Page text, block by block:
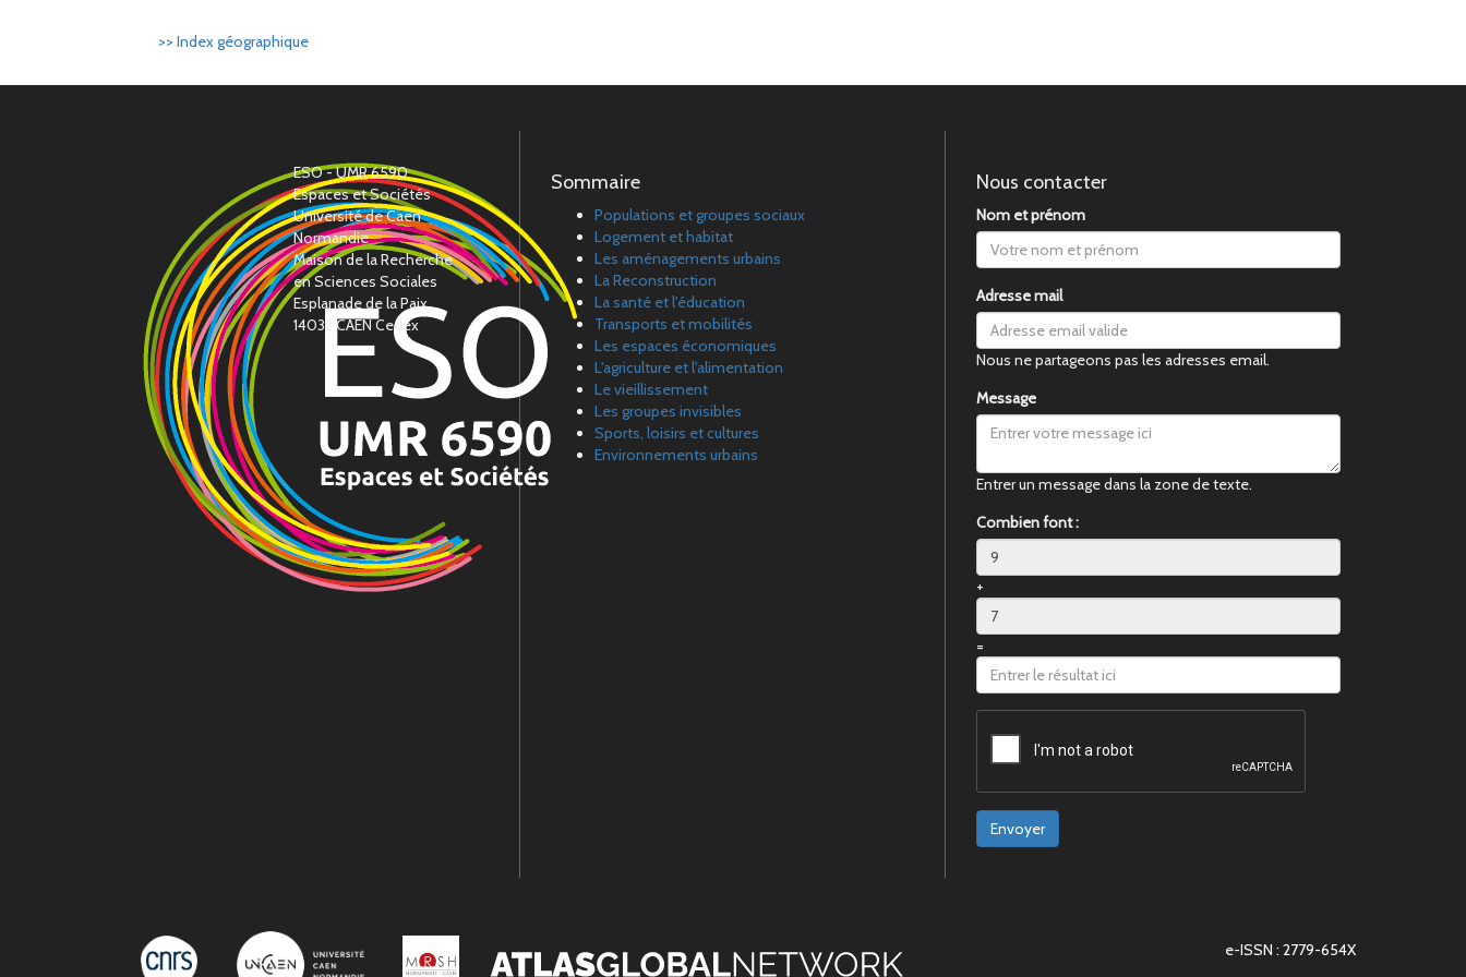
>> Index géographique
ESO - UMR 6590
Espaces et Sociétés
Université de Caen
Normandie
Maison de la Recherche
en Sciences Sociales
Esplanade de la Paix
14032 CAEN Cedex
Sommaire
Populations et groupes sociaux
Logement et habitat
Les aménagements urbains
La Reconstruction
La santé et l'éducation
Transports et mobilités
Les espaces économiques
L'agriculture et l'alimentation
Le vieillissement
Les groupes invisibles
Sports, loisirs et cultures
Environnements urbains
Nous contacter
Nom et prénom
Adresse mail
Nous ne partageons pas les adresses email.
Message
Entrer un message dans la zone de texte.
Combien font :
+
=
Envoyer
e-ISSN : 2779-654X